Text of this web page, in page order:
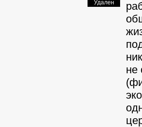
Удален
не